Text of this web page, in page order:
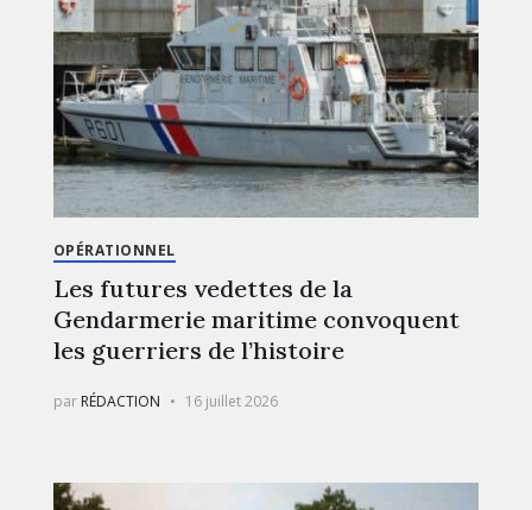
OPÉRATIONNEL
Les futures vedettes de la
Gendarmerie maritime convoquent
les guerriers de l’histoire
par RÉDACTION 16 juillet 2026